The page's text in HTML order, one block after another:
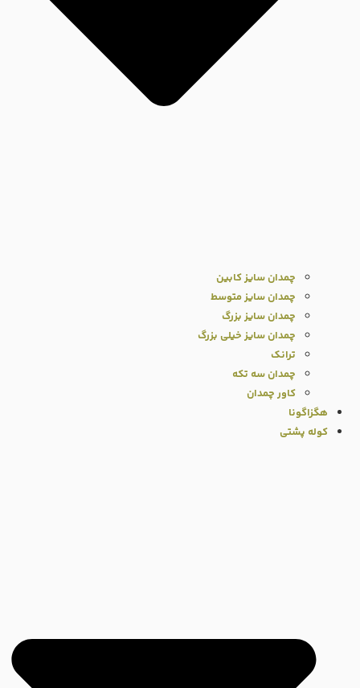
چمدان سایز کابین
چمدان سایز متوسط
چمدان سایز بزرگ
چمدان سایز خیلی بزرگ
ترانک
چمدان سه تکه
کاور چمدان
هگزاگونا
کوله پشتی